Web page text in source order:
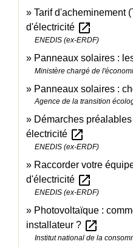
Tarif d'acheminement
d'électricité open_in_new
ENEDIS (ex-ERDF)
Panneaux solaires :
Ministère chargé de
Panneaux solaires :
Agence de la transition
Démarches
électricité open_in_new
ENEDIS (ex-ERDF)
Raccorder votre
d'électricité open_in_new
ENEDIS (ex-ERDF)
Photovoltaïque :
installateur ? open_in_new
Institut national de la